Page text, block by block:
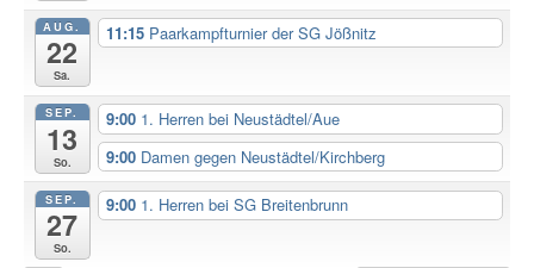
AUG.
22
Sa.
11:15 Paarkampfturnier der SG Jößnitz
SEP.
13
So.
9:00 1. Herren bei Neustädtel/Aue
9:00 Damen gegen Neustädtel/Kirchberg
SEP.
27
So.
9:00 1. Herren bei SG Breitenbrunn